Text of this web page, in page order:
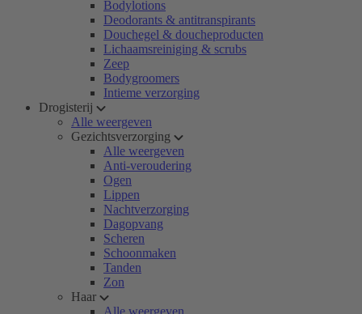
Bodylotions
Deodorants & antitranspirants
Douchegel & doucheproducten
Lichaamsreiniging & scrubs
Zeep
Bodygroomers
Intieme verzorging
Drogisterij
Alle weergeven
Gezichtsverzorging
Alle weergeven
Anti-veroudering
Ogen
Lippen
Nachtverzorging
Dagopvang
Scheren
Schoonmaken
Tanden
Zon
Haar
Alle weergeven